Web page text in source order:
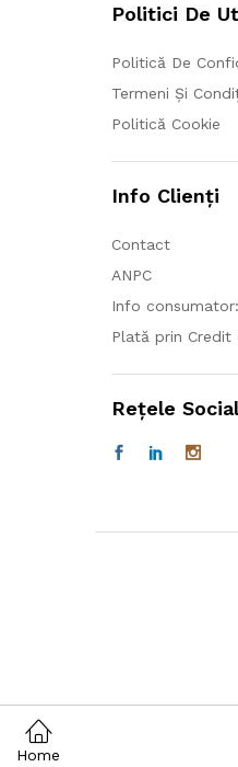
Politici De
Politică De
Termeni Și
Politică Cookie
Info Clienți
Contact
ANPC
Info consumator:
Plată prin Credit
Rețele
Home